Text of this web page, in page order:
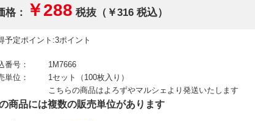
格： ￥288 税抜（￥316 税込）
予定ポイント:3ポイント
番号：
1M7666
単位：
1セット（100枚入り）
こちらの商品はよろずやマルシェより発送いたします
商品には複数の販売単位があります